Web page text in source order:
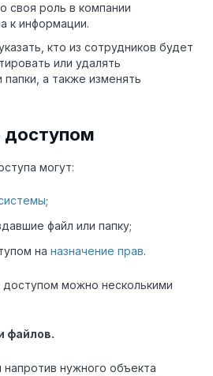
своя роль в компании
к информации.
кто из сотрудников будет
или удалять
а также изменять
доступом
могут:
;
файл или папку;
на назначение прав.
можно несколькими
файлов.
напротив нужного объекта